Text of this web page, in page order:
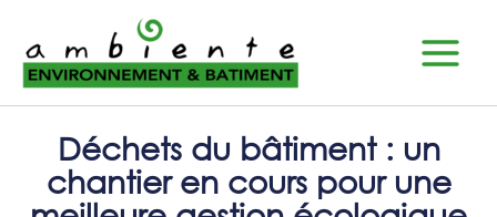
contenu
Menu
Déchets du bâtiment : un
chantier en cours pour une